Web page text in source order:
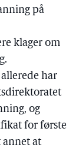
på
klager om
har
og
for første
annet at